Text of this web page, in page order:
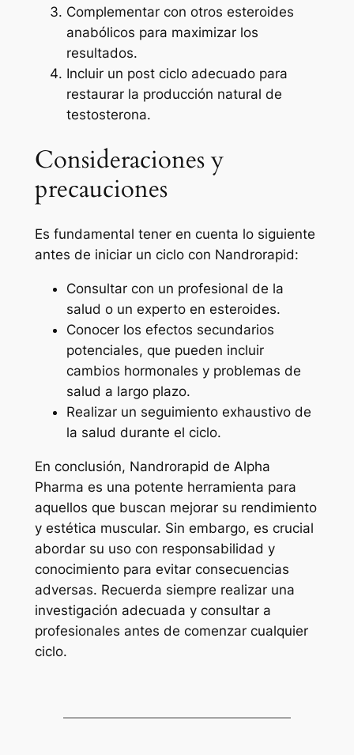
Complementar con otros esteroides
anabólicos para maximizar los
resultados.
Incluir un post ciclo adecuado para
restaurar la producción natural de
testosterona.
Consideraciones y
precauciones
Es fundamental tener en cuenta lo siguiente
antes de iniciar un ciclo con Nandrorapid:
Consultar con un profesional de la
salud o un experto en esteroides.
Conocer los efectos secundarios
potenciales, que pueden incluir
cambios hormonales y problemas de
salud a largo plazo.
Realizar un seguimiento exhaustivo de
la salud durante el ciclo.
En conclusión, Nandrorapid de Alpha
Pharma es una potente herramienta para
aquellos que buscan mejorar su rendimiento
y estética muscular. Sin embargo, es crucial
abordar su uso con responsabilidad y
conocimiento para evitar consecuencias
adversas. Recuerda siempre realizar una
investigación adecuada y consultar a
profesionales antes de comenzar cualquier
ciclo.